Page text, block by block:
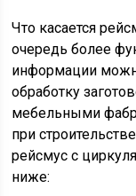
Что касается
очередь более
информации
обработку
мебельными
при
рейсмус с
ниже: